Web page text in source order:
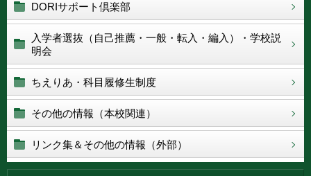
DORIサポート倶楽部
入学者選抜（自己推薦・一般・転入・編入）・学校説
明会
ちえりあ・科目履修生制度
その他の情報（本校関連）
リンク集＆その他の情報（外部）